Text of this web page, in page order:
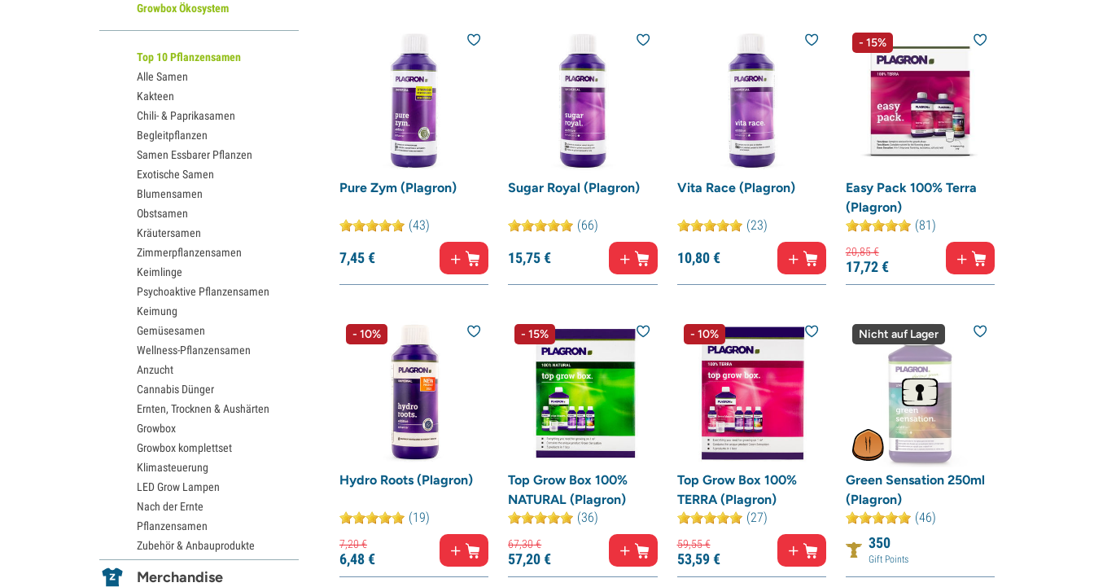
Pure Zym (Plagron)
(43)
7,45€
Sugar Royal (Plagron)
(66)
15,75€
Vita Race (Plagron)
(23)
10,80€
- 15%
Easy Pack 100% Terra
(Plagron)
(81)
20,85€
17,72€
- 10%
Hydro Roots (Plagron)
(19)
7,20€
6,48€
- 15%
Top Grow Box 100%
NATURAL (Plagron)
(36)
67,30€
57,20€
- 10%
Top Grow Box 100%
TERRA (Plagron)
(27)
59,55€
53,59€
Nicht auf Lager
Green Sensation 250ml
(Plagron)
(46)
350
Gift Points
Growbox Ökosystem
Top 10 Pflanzensamen
Alle Samen
Kakteen
Chili- & Paprikasamen
Begleitpflanzen
Samen Essbarer Pflanzen
Exotische Samen
Blumensamen
Obstsamen
Kräutersamen
Zimmerpflanzensamen
Keimlinge
Psychoaktive Pflanzensamen
Keimung
Gemüsesamen
Wellness-Pflanzensamen
Anzucht
Cannabis Dünger
Ernten, Trocknen & Aushärten
Growbox
Growbox komplettset
Klimasteuerung
LED Grow Lampen
Nach der Ernte
Pflanzensamen
Zubehör & Anbauprodukte
Merchandise